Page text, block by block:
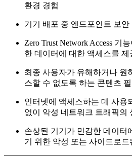
환경 경험
기기 배포 중 엔드포인트 보안
Zero Trust Network Access 기
한 데이터에 대한 액세스를 제
최종 사용자가 유해하거나 원
스할 수 없도록 하는 콘텐츠
인터넷에 액세스하는 데 사용
없이 악성 네트워크 트래픽의
손상된 기기가 민감한 데이터
기 위한 악성 또는 사이드로드